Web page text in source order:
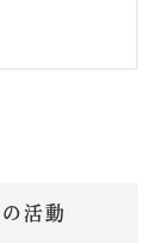
活動